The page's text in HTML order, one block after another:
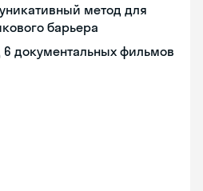
метод для
барьера
документальных фильмов